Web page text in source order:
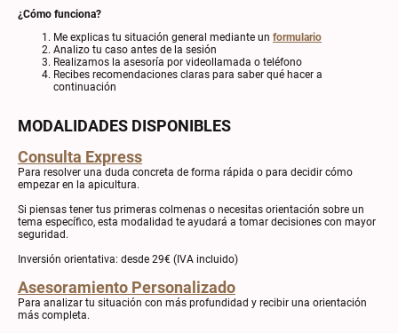
¿Cómo funciona?
Me explicas tu situación general mediante un formulario
Analizo tu caso antes de la sesión
Realizamos la asesoría por videollamada o teléfono
Recibes recomendaciones claras para saber qué hacer a
continuación
MODALIDADES DISPONIBLES
Consulta Express
Para resolver una duda concreta de forma rápida o para decidir cómo
empezar en la apicultura.
Si piensas tener tus primeras colmenas o necesitas orientación sobre un
tema específico, esta modalidad te ayudará a tomar decisiones con mayor
seguridad.
Inversión orientativa: desde 29€ (IVA incluido)
Asesoramiento Personalizado
Para analizar tu situación con más profundidad y recibir una orientación
más completa.